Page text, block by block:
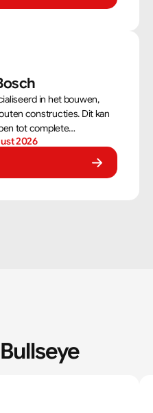
in het bouwen,
constructies. Dit kan
tot complete
de hand van
dat een constructie zowel
2026